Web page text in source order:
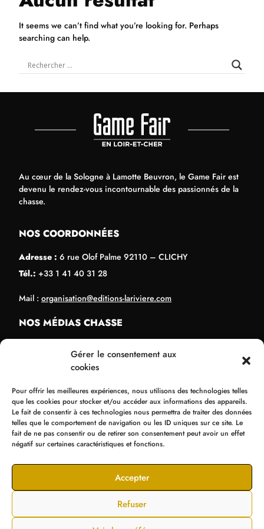
Gérer le consentement aux
cookies
Pour offrir les meilleures expériences, nous utilisons des technologies telles
que les cookies pour stocker et/ou accéder aux informations des appareils.
Le fait de consentir à ces technologies nous permettra de traiter des données
telles que le comportement de navigation ou les ID uniques sur ce site. Le
fait de ne pas consentir ou de retirer son consentement peut avoir un effet
négatif sur certaines caractéristiques et fonctions.
Accepter
Refuser
It seems we can’t find what you’re looking for. Perhaps
searching can help.
Au cœur de la Sologne à Lamotte Beuvron, le Game Fair est
devenu le rendez-vous incontournable des passionnés de la
chasse.
NOS COORDONNÉES
Adresse : 6 rue Olof Palme 92110 – CLICHY
Tél.: +33 1 41 40 31 28
Mail : organisation@editions-lariviere.com
NOS MÉDIAS CHASSE
Connaissance de la chasse
Armes de Chasse
NOS ORGANISATIONS
Bol d’Or
© Editions La Rivière 2025 Mentions légales